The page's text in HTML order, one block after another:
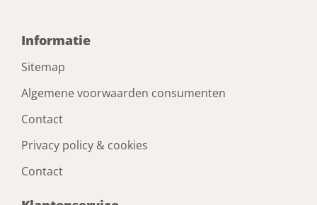
Informatie
Sitemap
Algemene voorwaarden consumenten
Contact
Privacy policy & cookies
Contact